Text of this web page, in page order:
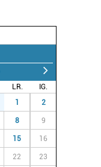
LR.
IG.
1 2
8 9
15 16
22 23